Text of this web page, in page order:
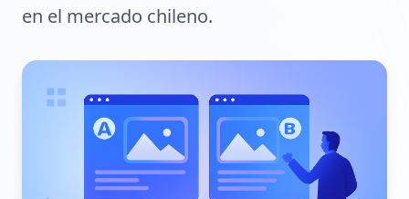
en el mercado chileno.